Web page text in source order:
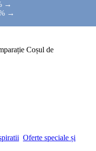
→
→
Coșul de
Oferte speciale și